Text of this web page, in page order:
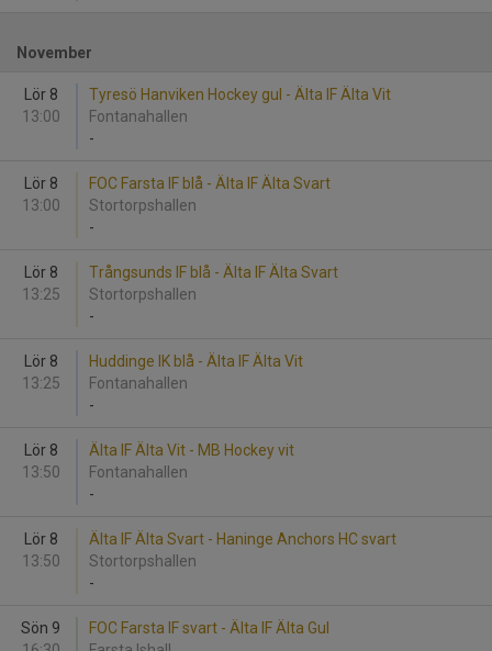
November
Lör 8
13:00
Tyresö Hanviken Hockey gul - Älta IF Älta Vit
Fontanahallen
-
Lör 8
13:00
FOC Farsta IF blå - Älta IF Älta Svart
Stortorpshallen
-
Lör 8
13:25
Trångsunds IF blå - Älta IF Älta Svart
Stortorpshallen
-
Lör 8
13:25
Huddinge IK blå - Älta IF Älta Vit
Fontanahallen
-
Lör 8
13:50
Älta IF Älta Vit - MB Hockey vit
Fontanahallen
-
Lör 8
13:50
Älta IF Älta Svart - Haninge Anchors HC svart
Stortorpshallen
-
Sön 9
FOC Farsta IF svart - Älta IF Älta Gul